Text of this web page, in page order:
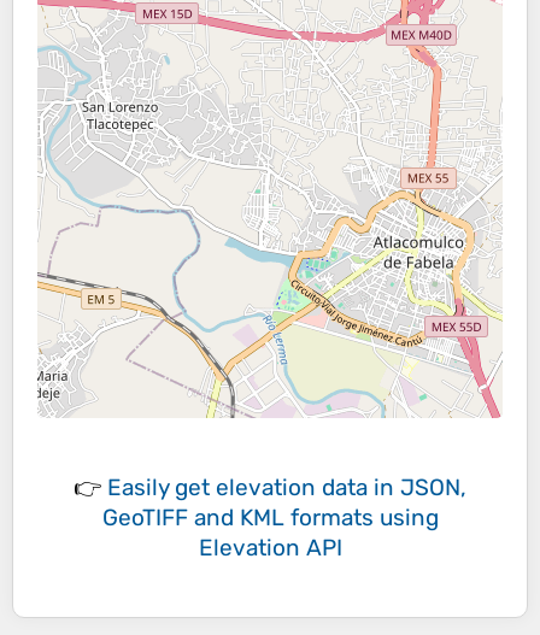
👉 Easily get elevation data in JSON,
GeoTIFF and KML formats using
Elevation API